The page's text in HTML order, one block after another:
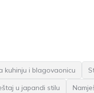
kuhinju i blagovaonicu
u japandi stilu